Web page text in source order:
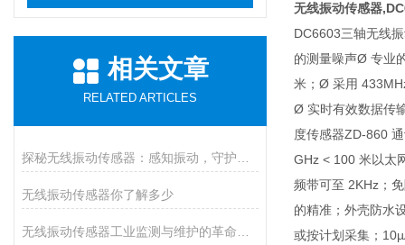
相关文章
RELATED ARTICLES
无线振动传感器你了解多少
无线振动传感器
DC6603三轴无线
的测量噪声Ø 专业
米；Ø 采用
Ø 实时有效数据传
度传感器ZD-860
GHz < 100 米以太
频带可至 2KHz；
的精准；外壳防水
或按计划采集；